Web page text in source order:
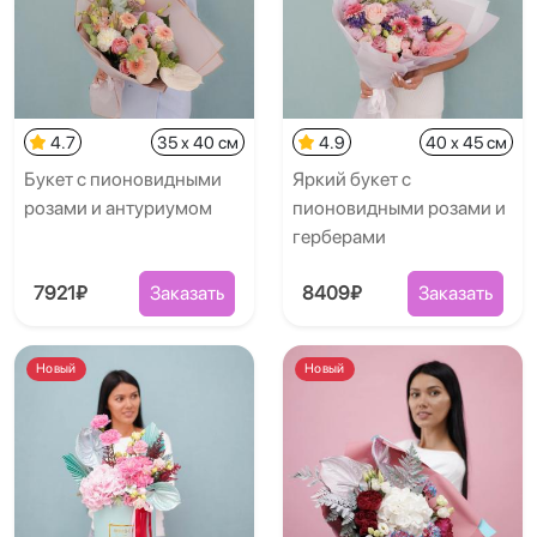
4.7 35 x 40 см
Букет с пионовидными
розами и антуриумом
7921₽ Заказать
4.9 40 x 45 см
Яркий букет с
пионовидными розами и
герберами
8409₽ Заказать
Новый Новый